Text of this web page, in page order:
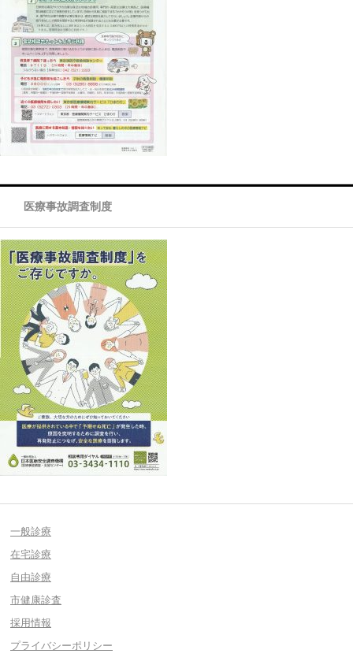
医療事故調査制度
一般診療
在宅診療
自由診療
市健康診査
採用情報
プライバシーポリシー